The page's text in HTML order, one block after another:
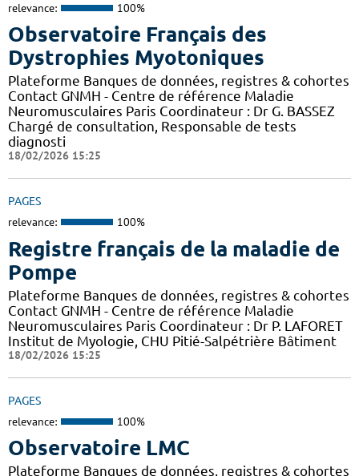
relevance: 100%
Observatoire Français des
Dystrophies Myotoniques
Plateforme Banques de données, registres & cohortes
Contact GNMH - Centre de référence Maladie
Neuromusculaires Paris Coordinateur : Dr G. BASSEZ
Chargé de consultation, Responsable de tests
diagnosti
18/02/2026 15:25
PAGES
relevance: 100%
Registre français de la maladie de
Pompe
Plateforme Banques de données, registres & cohortes
Contact GNMH - Centre de référence Maladie
Neuromusculaires Paris Coordinateur : Dr P. LAFORET
Institut de Myologie, CHU Pitié-Salpétrière Bâtiment
18/02/2026 15:25
PAGES
relevance: 100%
Observatoire LMC
Plateforme Banques de données, registres & cohortes